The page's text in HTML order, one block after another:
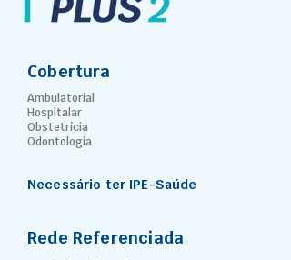
Cobertura
Ambulatorial
Hospitalar
Obstetrícia
Odontologia
Necessário ter IPE-Saúde
Rede Referenciada